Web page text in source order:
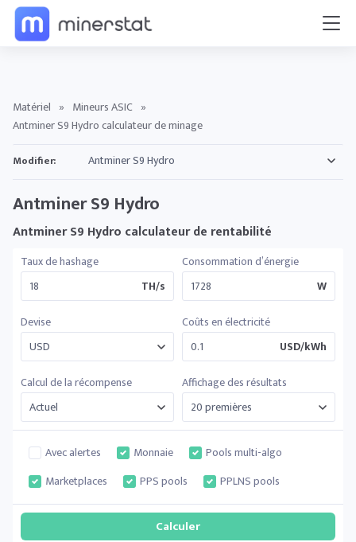
Matériel » Mineurs ASIC »
Antminer S9 Hydro calculateur de minage
Modifier:
Antminer S9 Hydro
Antminer S9 Hydro calculateur de rentabilité
Taux de hashage
TH/s
Consommation d’énergie
W
Devise
Coûts en électricité
USD/kWh
Calcul de la récompense
Affichage des résultats
Avec alertes Monnaie
Pools multi-algo
Marketplaces
PPS pools PPLNS pools